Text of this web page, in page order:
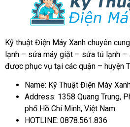
Kỹ thuật Điện Máy Xanh chuyên
lạnh – sửa máy giặt – sửa tủ lạnh –
được phục vụ tại các quận – huyện
Name: Kỹ Thuật Điện Máy
Address: 1358 Quang Trung,
phố Hồ Chí Minh, Việt Nam
HOTLINE: 0878.561.836